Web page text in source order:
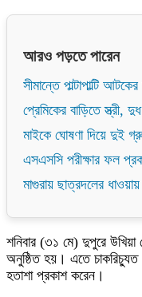
আরও পড়তে পারেন
সীমান্তে পাল্টাপাল্টি
প্রেমিকের বাড়িতে স্ত্রী,
মাইকে ঘোষণা দিয়ে দুই
এসএসসি পরীক্ষার ফল
মাগুরায় ছাত্রদলের
শনিবার (৩১ মে) দুপুরে উখিয়া
অনুষ্ঠিত হয়। এতে চাকরিচ্যুত
হতাশা প্রকাশ করেন।